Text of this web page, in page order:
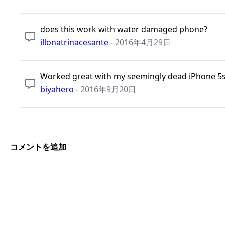
does this work with water damaged phone?
illonatrinacesante-2016年4月29日
Worked great with my seemingly dead iPhone 5s
biyahero -2016年9月20日
コメントを追加